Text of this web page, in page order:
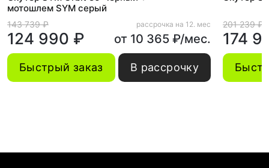
мотошлем SYM серый
143 739 ₽
124 990 ₽
рассрочка на 12. мес
от 10 365 ₽/мес.
Быстрый заказ В рассрочку
201 239 ₽
174